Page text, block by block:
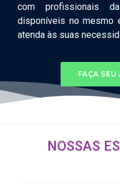
com profissionais
disponíveis no mesmo
atenda às suas
FAÇA
NOSSAS